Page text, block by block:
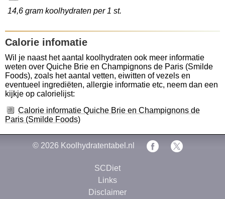
14,6 gram koolhydraten per 1 st.
Calorie infomatie
Wil je naast het aantal koolhydraten ook meer informatie
weten over Quiche Brie en Champignons de Paris (Smilde
Foods), zoals het aantal vetten, eiwitten of vezels en
eventueel ingrediëten, allergie informatie etc, neem dan een
kijkje op calorielijst:
Calorie informatie Quiche Brie en Champignons de
Paris (Smilde Foods)
© 2026 Koolhydratentabel.nl
SCDiet
Links
Disclaimer